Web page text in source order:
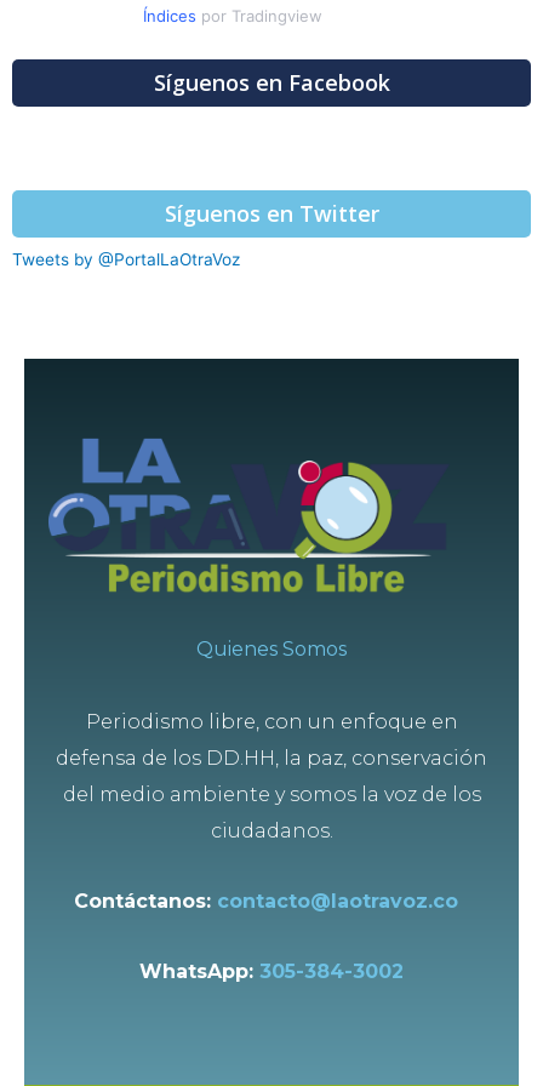
Índices por Tradingview
Síguenos en Facebook
Síguenos en Twitter
Tweets by @PortalLaOtraVoz
Quienes Somos
Periodismo libre, con un enfoque en
defensa de los DD.HH, la paz, conservación
del medio ambiente y somos la voz de los
ciudadanos.
Contáctanos: contacto@laotravoz.co
WhatsApp: 305-384-3002